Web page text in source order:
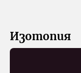
Изотопия